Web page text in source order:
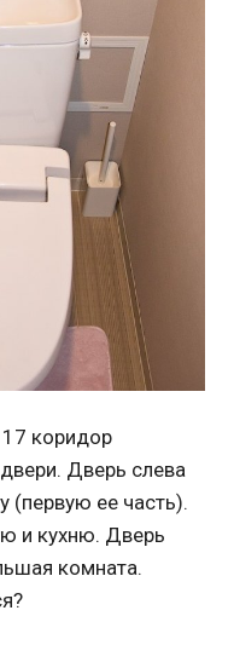
коридор
Дверь слева
(первую ее часть).
и кухню. Дверь
комната.